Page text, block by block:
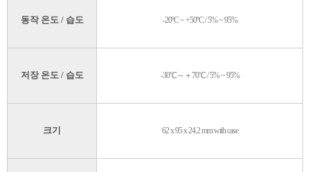
동작 온도 / 습도 -20ºC ~ +50ºC / 5% ~ 95%
저장 온도 / 습도 -30℃～＋70℃ / 5% ~ 95%
크기 62 x 95 x 24.2 mm with case